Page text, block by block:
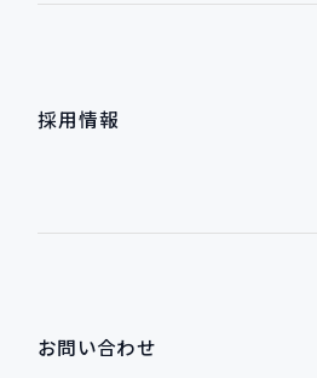
採用情報
お問い合わせ